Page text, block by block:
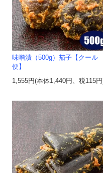
味噌漬（500g）茄子【クール
便】
1,555円(本体1,440円、税115